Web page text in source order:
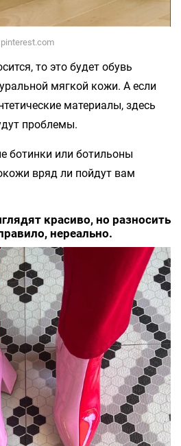
pinterest.com
то это будет обувь
мягкой кожи. А если
материалы, здесь
проблемы.
ботинки или ботильоны
вряд ли пойдут вам
красиво, но разносить
нереально.